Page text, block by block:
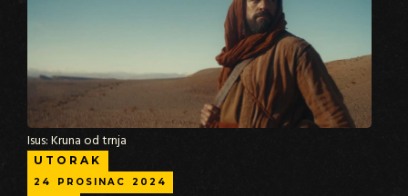
Isus: Kruna od trnja
UTORAK
24 PROSINAC
2024